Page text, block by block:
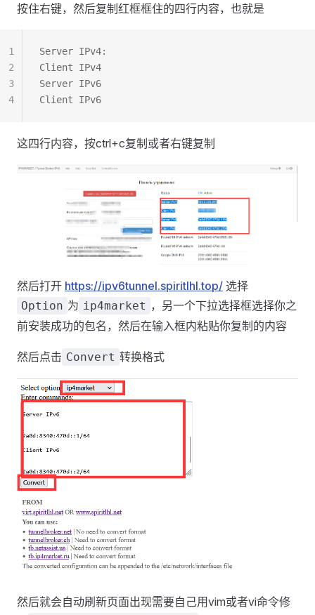
按住右键，然后复制红框框住的四行内容，也就是
Server IPv4:
Client IPv4
Server IPv6
Client IPv6
1
2
3
4
这四行内容，按ctrl+c复制或者右键复制
然后打开 https://ipv6tunnel.spiritlhl.top/ 选择
Option 为 ip4market ，另一个下拉选择框选择你之
前安装成功的包名，然后在输入框内粘贴你复制的内容
然后点击 Convert 转换格式
然后就会自动刷新页面出现需要自己用vim或者vi命令修